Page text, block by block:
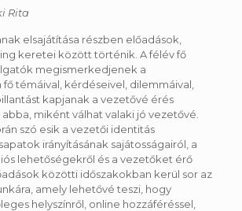
Rita
elsajátítása részben előadások,
keretei között történik. A félév fő
megismerkedjenek a
témáival, kérdéseivel, dilemmáival,
kapjanak a vezetővé érés
miként válhat valaki jó vezetővé.
szó esik a vezetői identitás
irányításának sajátosságairól, a
lehetőségekről és a vezetőket érő
közötti időszakokban kerül sor az
amely lehetővé teszi, hogy
helyszínről, online hozzáféréssel,